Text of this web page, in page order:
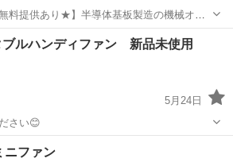
料提供あり★】半導体基板製造の機械オペ
験活躍中★カップル＆友達同士の応募OK！
無料送迎◎正社員登用制度あり！マイカー
《長野県茅...
駅
ブルハンディファン 新品未使用
5月24日
さい😊
ニファン